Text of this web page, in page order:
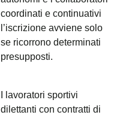
coordinati e continuativi
l’iscrizione avviene solo
se ricorrono determinati
presupposti.
I lavoratori sportivi
dilettanti con contratti di